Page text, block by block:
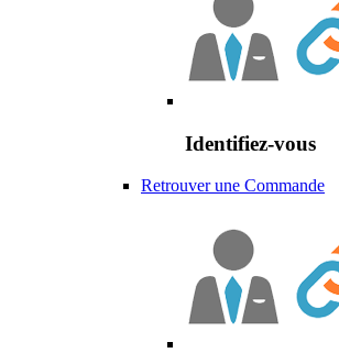
Identifiez-vous
Retrouver une Commande